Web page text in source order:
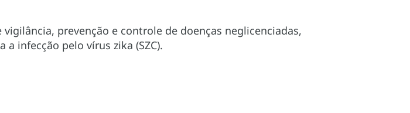
prevenção e controle de doenças neglicenciadas,
infecção pelo vírus zika (SZC).